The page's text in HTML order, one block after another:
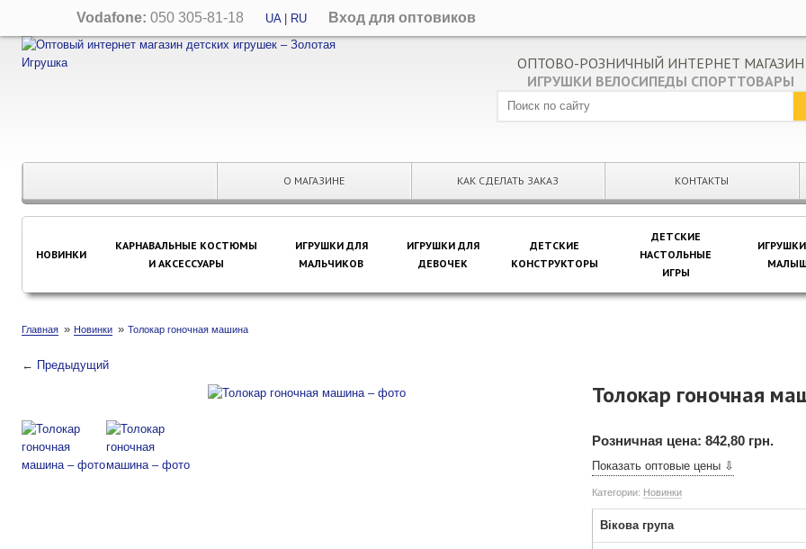
Vodafone: 050 305-81-18 UA| RU Вход для оптовиков
ОПТОВО-РОЗНИЧНЫЙ ИНТЕРНЕТ МАГАЗИН
ИГРУШКИ ВЕЛОСИПЕДЫ СПОРТТОВАРЫ
О МАГАЗИНЕ КАК СДЕЛАТЬ ЗАКАЗ КОНТАКТЫ
НОВИНКИ
КАРНАВАЛЬНЫЕ КОСТЮМЫ
И АКСЕССУАРЫ
ИГРУШКИ ДЛЯ
МАЛЬЧИКОВ
ИГРУШКИ ДЛЯ
ДЕВОЧЕК
ДЕТСКИЕ
КОНСТРУКТОРЫ
ДЕТСКИЕ
НАСТОЛЬНЫЕ
ИГРЫ
Главная » Новинки » Толокар гоночная машина
← Предыдущий
Толокар гоночная
Розничная цена:842,80 грн.
Показать оптовые цены ⇩
Категории: Новинки
Вікова група